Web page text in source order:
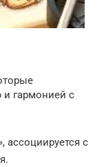
и гармонией с
ассоциируется с